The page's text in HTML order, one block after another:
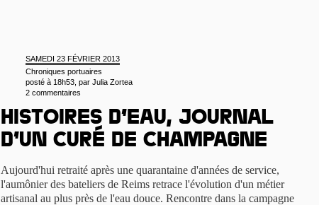
SAMEDI 23 FÉVRIER 2013
Chroniques portuaires
posté à 18h53, par Julia Zortea
2 commentaires
Histoires d’eau, journal
d’un curé de Champagne
Aujourd'hui retraité après une quarantaine d'années de service,
l'aumônier des bateliers de Reims retrace l'évolution d'un métier
artisanal au plus près de l'eau douce. Rencontre dans la campagne